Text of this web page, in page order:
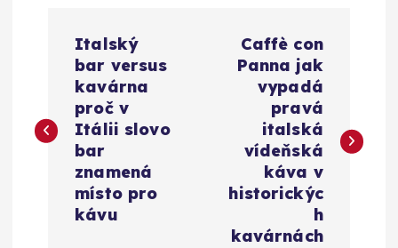
v
Italský
bar versus
kavárna
proč v
Itálii slovo
bar
znamená
místo pro
kávu
Caffè con
Panna jak
vypadá
pravá
italská
vídeňská
káva v
historickýc
h
kavárnách